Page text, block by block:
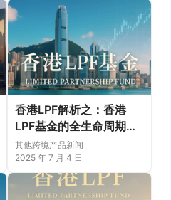
香港LPF解析之：香港
LPF基金的全生命周期管
理与实务指南
其他跨境产品新闻
2025 年 7 月 4 日